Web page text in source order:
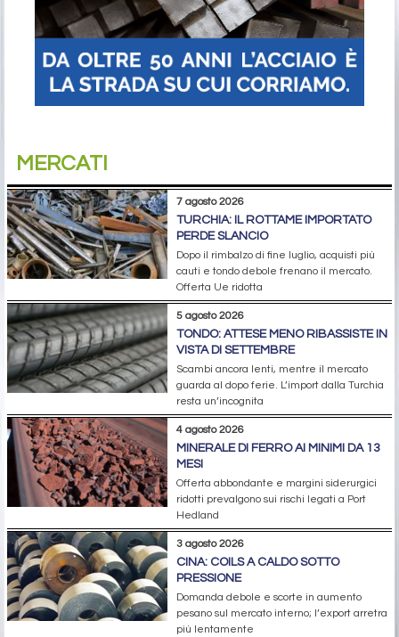
MERCATI
7 agosto 2026
TURCHIA: IL ROTTAME IMPORTATO
PERDE SLANCIO
Dopo il rimbalzo di fine luglio, acquisti più
cauti e tondo debole frenano il mercato.
Offerta Ue ridotta
5 agosto 2026
TONDO: ATTESE MENO RIBASSISTE IN
VISTA DI SETTEMBRE
Scambi ancora lenti, mentre il mercato
guarda al dopo ferie. L’import dalla Turchia
resta un’incognita
4 agosto 2026
MINERALE DI FERRO AI MINIMI DA 13
MESI
Offerta abbondante e margini siderurgici
ridotti prevalgono sui rischi legati a Port
Hedland
3 agosto 2026
CINA: COILS A CALDO SOTTO
PRESSIONE
Domanda debole e scorte in aumento
pesano sul mercato interno; l’export arretra
più lentamente